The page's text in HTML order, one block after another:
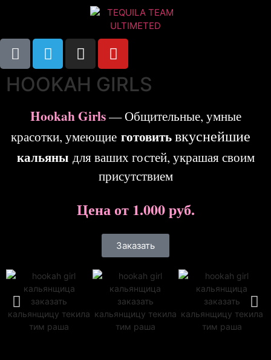
HOOKAH GIRLS
Hookah Girls— Общительные, умные
красотки, умеющие готовитьвкуснейшие
кальяныдля ваших гостей, украшая своим
присутствием
Цена от 1.000 руб.
Заказать